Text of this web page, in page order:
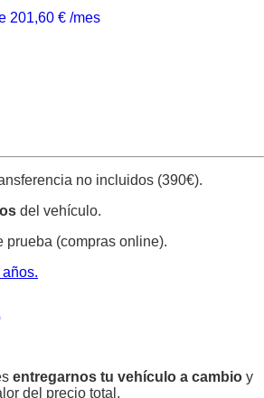
201,60 € /mes
no incluidos (390€).
del vehículo.
prueba (compras online).
entregarnos tu vehículo a cambio y
del precio total.